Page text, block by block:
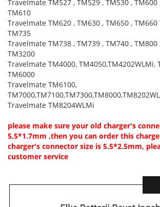
Travelmate TM527 , TM529 , TM530 , TM600
TM610
Travelmate TM620 , TM630 , TM650 , TM660
TM735
Travelmate TM738 , TM739 , TM740 , TM800
TM3200
Travelmate TM4000, TM4050,TM4202WLMi,
TM6000
Travelmate TM6100,
Travelmate TM8204WLMi
please make sure your old charger's
5.5*1.7mm ,then you can order this
charger's connector size is 5.5*2.5mm,
customer service